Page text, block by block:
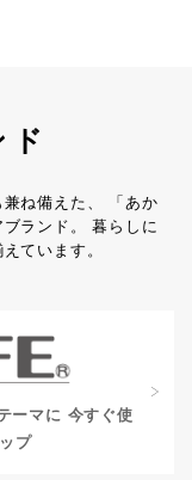
ね備えた、
「あか
ランド。
暮らしに
ています。
ーマに 今すぐ使
プ